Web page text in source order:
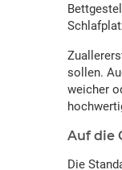
sollen.
weicher
Auf die
Die